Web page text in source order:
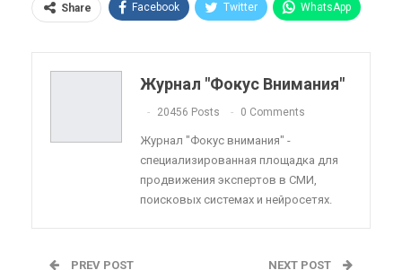
Share Facebook Twitter WhatsApp
Telegram VK Viber
Linkedin Tumblr
Журнал "Фокус Внимания"
20456 Posts 0 Comments
Журнал "Фокус внимания" -
специализированная площадка для
продвижения экспертов в СМИ,
поисковых системах и нейросетях.
PREV POST NEXT POST